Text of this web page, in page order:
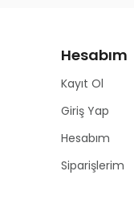
Hesabım
Kayıt Ol
Giriş Yap
Hesabım
Siparişlerim